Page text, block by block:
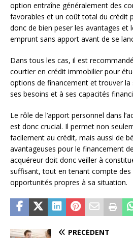
option entraîne généralement des
favorables et un coût total du crédit
donc de bien peser les avantages et
emprunt sans apport avant de se
Dans tous les cas, il est
courtier en crédit immobilier pour
options de financement et trouver la
ses besoins et à ses capacités
Le rôle de l’apport personnel dans
est donc crucial. Il permet non
facilement au crédit, mais aussi de
avantageuses pour le financement
acquéreur doit donc veiller à
suffisant, tout en tenant compte
opportunités propres à sa situation.
PRÉCÉDENT